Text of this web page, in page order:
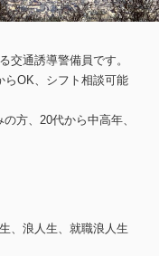
交通誘導警備員です。
らOK、シフト相談可能
方、20代から中高年、
、浪人生、就職浪人生